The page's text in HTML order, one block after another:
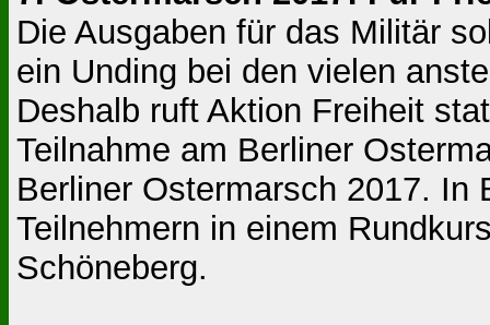
Die Ausgaben für das Militär
ein Unding bei den vielen
Deshalb ruft Aktion Freiheit
Teilnahme am Berliner
Berliner Ostermarsch 2017. In
Teilnehmern in einem
Schöneberg.